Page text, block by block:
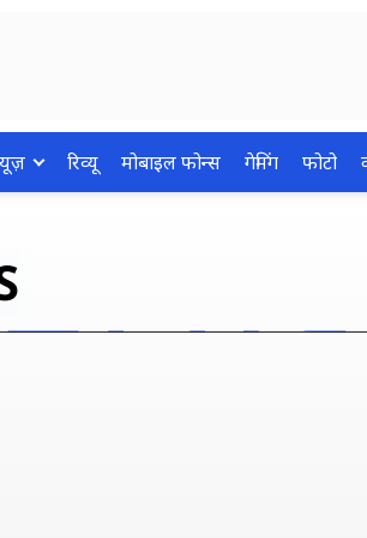
रिव्यू मोबाइल फोन्स गेमिंग फोटो
आकाशगंगाएं, जिनमें